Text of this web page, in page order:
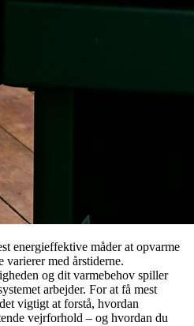
energieffektive måder at opvarme
varierer med årstiderne.
og dit varmebehov spiller
arbejder. For at få mest
vigtigt at forstå, hvordan
vejrforhold – og hvordan du